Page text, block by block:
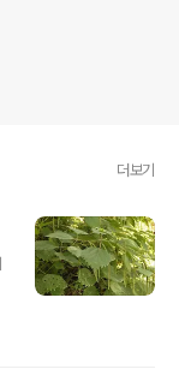
더보기